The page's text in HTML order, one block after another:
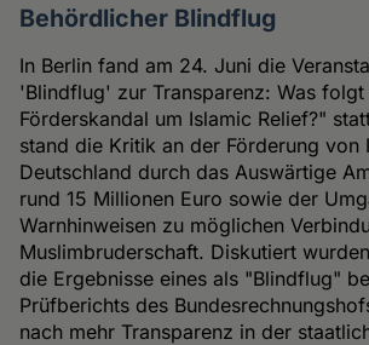
Behördlicher Blindflug
In Berlin fand am 24. Juni die
'Blindflug' zur Transparenz: Was folgt
Förderskandal um Islamic Relief?"
stand die Kritik an der Förderung von
Deutschland durch das Auswärtige
rund 15 Millionen Euro sowie der
Warnhinweisen zu möglichen
Muslimbruderschaft. Diskutiert
die Ergebnisse eines als "Blindflug"
Prüfberichts des
nach mehr Transparenz in der